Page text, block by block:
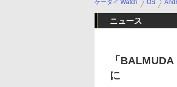
ケータイ Watch OS
ニュース
「
に